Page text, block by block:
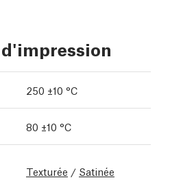
d'impression
250 ±10 °C
80 ±10 °C
Texturée / Satinée